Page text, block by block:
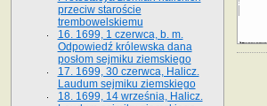
przeciw staroście
trembowelskiemu
16. 1699, 1 czerwca, b. m.
Odpowiedź królewska dana
posłom sejmiku ziemskiego
17. 1699, 30 czerwca, Halicz.
Laudum sejmiku ziemskiego
18. 1699, 14 września, Halicz.